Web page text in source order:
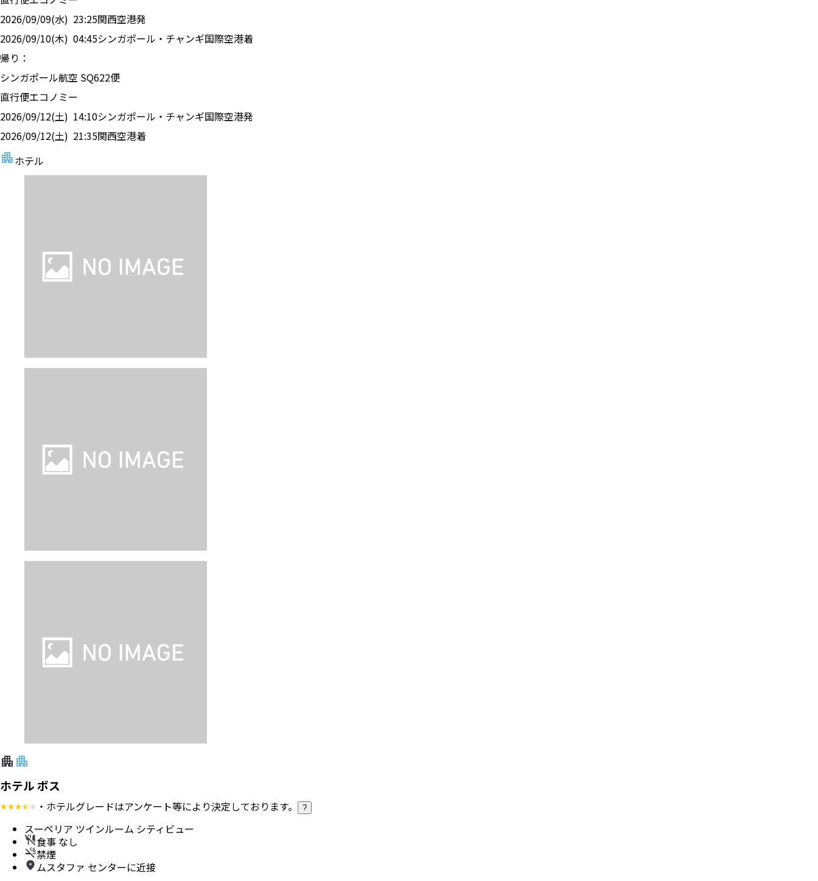
2026/09/09(水) 23:25関西空港発
2026/09/10(木) 04:45シンガポール・チャンギ国際空港着
帰り：
シンガポール航空 SQ622便
直行便エコノミー
2026/09/12(土) 14:10シンガポール・チャンギ国際空港発
2026/09/12(土) 21:35関西空港着
ホテル
ホテル ボス
・ホテルグレードはアンケート等により決定しております。 ?
スーペリア ツインルーム シティビュー
食事 なし
禁煙
ムスタファ センターに近接